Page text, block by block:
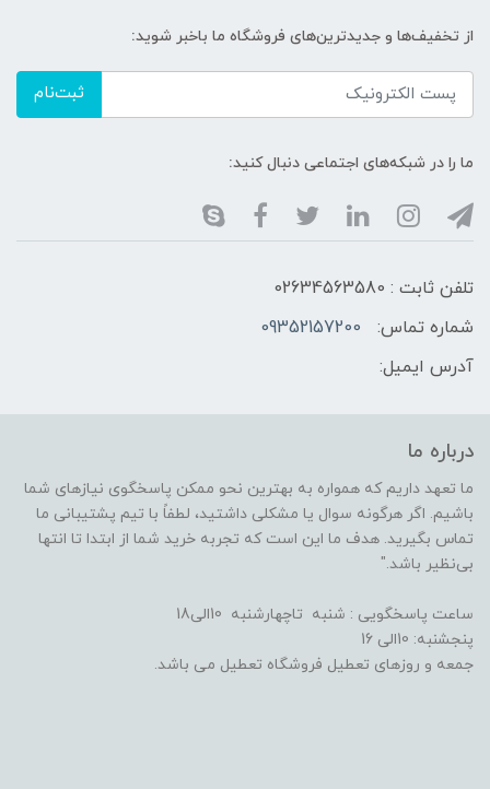
از تخفیف‌ها و جدیدترین‌های فروشگاه ما باخبر شوید:
ثبت‌نام
ما را در شبکه‌های اجتماعی دنبال کنید:
تلفن ثابت : 02634563580
شماره تماس:
09352157200
آدرس ایمیل:
درباره ما
ما تعهد داریم که همواره به بهترین نحو ممکن پاسخگوی نیازهای شما
باشیم. اگر هرگونه سوال یا مشکلی داشتید، لطفاً با تیم پشتیبانی ما
تماس بگیرید. هدف ما این است که تجربه خرید شما از ابتدا تا انتها
بی‌نظیر باشد."
ساعت پاسخگویی : شنبه تاچهارشنبه 10الی18
پنجشنبه: 10الی 16
جمعه و روزهای تعطیل فروشگاه تعطیل می باشد.